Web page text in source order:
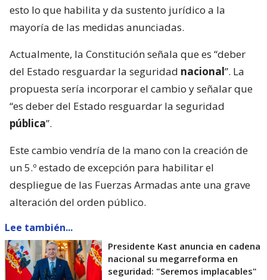
esto lo que habilita y da sustento jurídico a la
mayoría de las medidas anunciadas.
Actualmente, la Constitución señala que es “deber
del Estado resguardar la seguridad nacional”. La
propuesta sería incorporar el cambio y señalar que
“es deber del Estado resguardar la seguridad
pública”.
Este cambio vendría de la mano con la creación de
un 5.º estado de excepción para habilitar el
despliegue de las Fuerzas Armadas ante una grave
alteración del orden público.
Lee también...
Presidente Kast anuncia en cadena
nacional su megarreforma en
seguridad: "Seremos implacables"